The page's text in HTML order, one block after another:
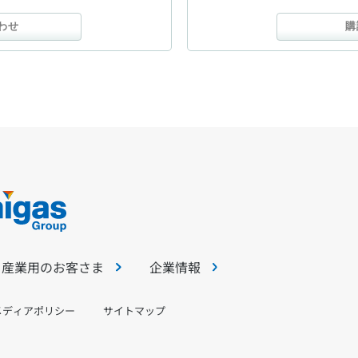
せ
業用のお客さま 企業情報
ィアポリシー サイトマップ